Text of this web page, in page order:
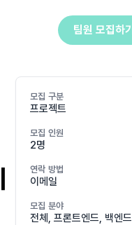
팀원 모집하기
모집 구분
프로젝트
모집 인원
2명
연락 방법
이메일
모집 분야
전체, 프론트엔드, 백엔드